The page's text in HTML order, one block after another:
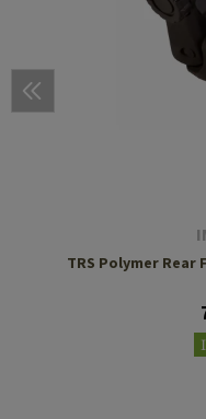
TRS Polymer Rear